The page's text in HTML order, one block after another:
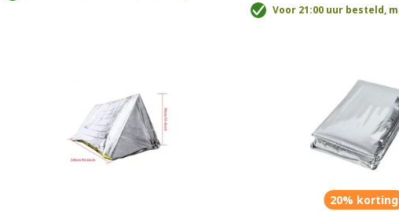
Voor 21:00 uur besteld,
20% korting